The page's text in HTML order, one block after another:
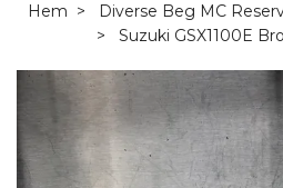
Hem Diverse Beg MC
Suzuki GSX1100E